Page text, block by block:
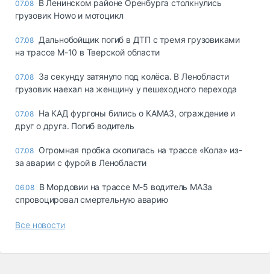
07.08
В Ленинском районе Оренбурга столкнулись
грузовик Howo и мотоцикл
07.08 Дальнобойщик погиб в ДТП с тремя грузовиками
на трассе М-10 в Тверской области
07.08 За секунду затянуло под колёса. В Ленобласти
грузовик наехал на женщину у пешеходного перехода
07.08 На КАД фургоны бились о КАМАЗ, ограждение и
друг о друга. Погиб водитель
07.08 Огромная пробка скопилась на трассе «Кола» из-
за аварии с фурой в Ленобласти
06.08 В Мордовии на трассе М-5 водитель МАЗа
спровоцировал смертельную аварию
Все новости